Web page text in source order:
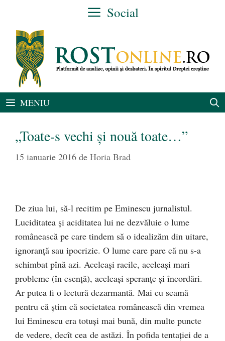
conținut
Social
MENIU
„Toate-s vechi şi nouă toate…”
15 ianuarie 2016 de Horia Brad
De ziua lui, să-l recitim pe Eminescu jurnalistul.
Luciditatea şi aciditatea lui ne dezvăluie o lume
românească pe care tindem să o idealizăm din uitare,
ignoranţă sau ipocrizie. O lume care pare că nu s-a
schimbat pînă azi. Aceleaşi racile, aceleaşi mari
probleme (în esenţă), aceleaşi speranţe şi încordări.
Ar putea fi o lectură dezarmantă. Mai cu seamă
pentru că ştim că societatea românească din vremea
lui Eminescu era totuşi mai bună, din multe puncte
de vedere, decît cea de astăzi. În pofida tentaţiei de a